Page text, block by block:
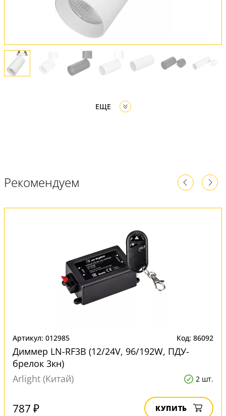
ЕЩЕ
Рекомендуем
Артикул: 012985 Код: 86092
Диммер LN-RF3B (12/24V, 96/192W, ПДУ-
брелок 3кн)
Arlight (Китай)
2 шт.
787 ₽ КУПИТЬ